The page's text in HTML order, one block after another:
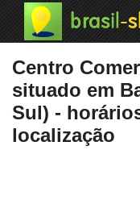
Centro
situado em
Sul) -
localização